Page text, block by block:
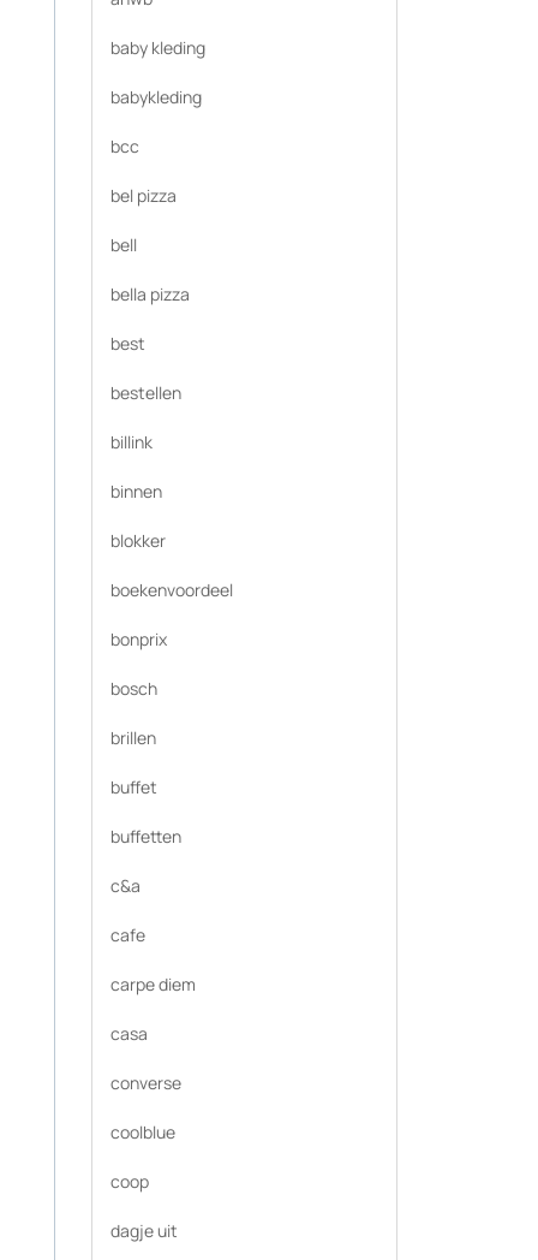
baby kleding
babykleding
bcc
bel pizza
bell
bella pizza
best
bestellen
billink
binnen
blokker
boekenvoordeel
bonprix
bosch
brillen
buffet
buffetten
c&a
cafe
carpe diem
casa
converse
coolblue
coop
dagje uit